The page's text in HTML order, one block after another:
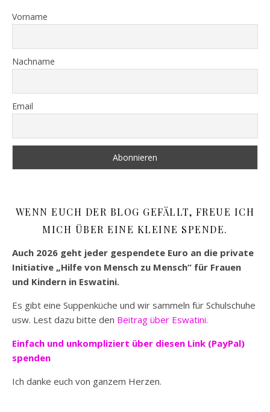
Vorname
Nachname
Email
WENN EUCH DER BLOG GEFÄLLT, FREUE ICH
MICH ÜBER EINE KLEINE SPENDE.
Auch 2026 geht jeder gespendete Euro an die private
Initiative „Hilfe von Mensch zu Mensch“ für Frauen
und Kindern in Eswatini.
Es gibt eine Suppenküche und wir sammeln für Schulschuhe
usw. Lest dazu bitte den Beitrag über Eswatini.
Einfach und unkompliziert über diesen Link (PayPal)
spenden
Ich danke euch von ganzem Herzen.